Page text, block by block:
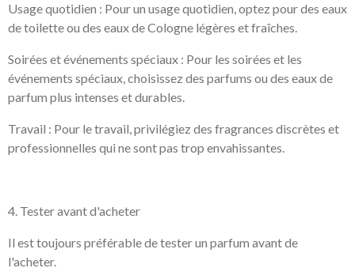
Usage quotidien : Pour un usage quotidien, optez pour des eaux
de toilette ou des eaux de Cologne légères et fraîches.
Soirées et événements spéciaux : Pour les soirées et les
événements spéciaux, choisissez des parfums ou des eaux de
parfum plus intenses et durables.
Travail : Pour le travail, privilégiez des fragrances discrètes et
professionnelles qui ne sont pas trop envahissantes.
4. Tester avant d'acheter
Il est toujours préférable de tester un parfum avant de
l'acheter.